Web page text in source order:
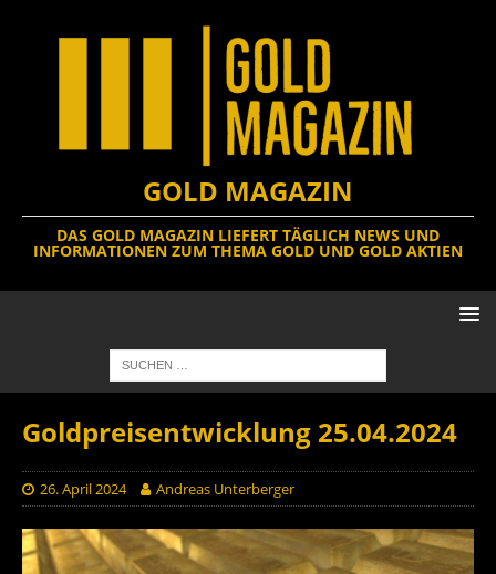
GOLD MAGAZIN
DAS GOLD MAGAZIN LIEFERT TÄGLICH NEWS UND
INFORMATIONEN ZUM THEMA GOLD UND GOLD AKTIEN
Goldpreisentwicklung 25.04.2024
26. April 2024 Andreas Unterberger